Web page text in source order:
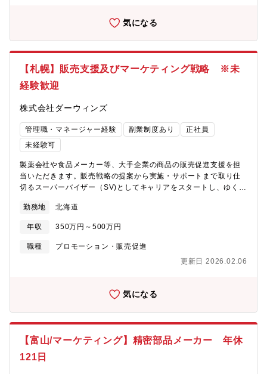
ェクトの存在や価値を社会に届ける役割（イノベーション、地方
創生、研究シーズの社会実装など、未来をつくるテーマに光を当
てる広報・PRである）
気になる
【札幌】販売支援及びマーケティング戦略 ※未
経験歓迎
株式会社ダーウィンズ
管理職・マネージャー経験 副業制度あり
正社員
未経験可
製薬会社や食品メーカー等、大手企業の商品の販売促進支援を担
当いただきます。販売戦略の提案から実施・サポートまで取り仕
切るスーパーバイザー（SV)としてキャリアをスタートし、ゆくゆ
当企業のマーケティングや販売促進担当者と共に企業製品の販売
計画を立案し、計画通り実施できているかの進捗確認まで行いま
す。■札幌拠点ではコンタクトセンターを用いて販売支援を行うた
め担当スタッフ向けの商品研修・トーク指導・各種データ分析・
グループ 全体では常時250名程度在籍 SV：15名 マネジメン
者の大半が異業種出身、未経験者を前提とした育成体制を整えて
います。どのように成長していきたいか
勤務地 北海道
年収 350万円～500万円
職種
プロモーション・販売促進
更新日 2026.02.06
気になる
【富山/マーケティング】精密部品メーカー 年休
121日